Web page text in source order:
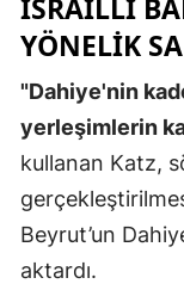
İSRAİLLİ
YÖNELİK
"Dahiye'nin
yerleşimlerin
kullanan Katz,
Beyrut’un
aktardı.